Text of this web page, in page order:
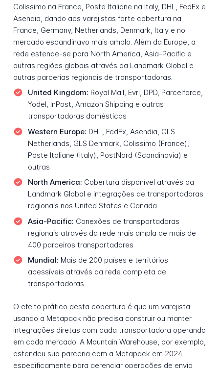
Colissimo na France, Poste Italiane na Italy, DHL, FedEx e
Asendia, dando aos varejistas forte cobertura na
France, Germany, Netherlands, Denmark, Italy e no
mercado escandinavo mais amplo. Além da Europe, a
rede estende-se para North America, Asia-Pacific e
outras regiões globais através da Landmark Global e
outras parcerias regionais de transportadoras.
United Kingdom: Royal Mail, Evri, DPD, Parcelforce,
Yodel, InPost, Amazon Shipping e outras
transportadoras domésticas
Western Europe: DHL, FedEx, Asendia, GLS
Netherlands, GLS Denmark, Colissimo (France),
Poste Italiane (Italy), PostNord (Scandinavia) e
outras
North America: Cobertura disponível através da
Landmark Global e integrações de transportadoras
regionais nos United States e Canada
Asia-Pacific: Conexões de transportadoras
regionais através da rede mais ampla de mais de
400 parceiros transportadores
Mundial: Mais de 200 países e territórios
acessíveis através da rede completa de
transportadoras
O efeito prático desta cobertura é que um varejista
usando a Metapack não precisa construir ou manter
integrações diretas com cada transportadora operando
em cada mercado. A Mountain Warehouse, por exemplo,
estendeu sua parceria com a Metapack em 2024
especificamente para gerenciar operações de envio